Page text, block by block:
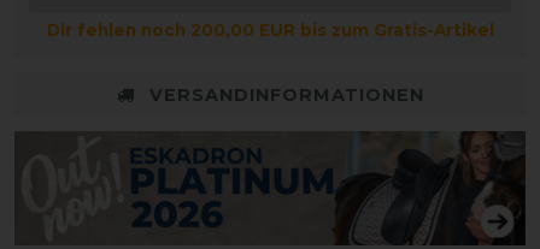
Dir fehlen noch 200,00 EUR bis zum Gratis-Artikel
VERSANDINFORMATIONEN